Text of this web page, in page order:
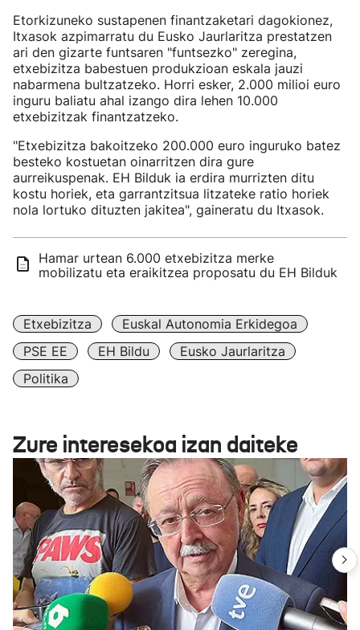
Etorkizuneko sustapenen finantzaketari dagokionez,
Itxasok azpimarratu du Eusko Jaurlaritza prestatzen
ari den gizarte funtsaren "funtsezko" zeregina,
etxebizitza babestuen produkzioan eskala jauzi
nabarmena bultzatzeko. Horri esker, 2.000 milioi euro
inguru baliatu ahal izango dira lehen 10.000
etxebizitzak finantzatzeko.
"Etxebizitza bakoitzeko 200.000 euro inguruko batez
besteko kostuetan oinarritzen dira gure
aurreikuspenak. EH Bilduk ia erdira murrizten ditu
kostu horiek, eta garrantzitsua litzateke ratio horiek
nola lortuko dituzten jakitea", gaineratu du Itxasok.
Hamar urtean 6.000 etxebizitza merke
mobilizatu eta eraikitzea proposatu du EH Bilduk
Etxebizitza
Euskal Autonomia Erkidegoa
PSE EE
EH Bildu
Eusko Jaurlaritza
Politika
Zure interesekoa izan daiteke